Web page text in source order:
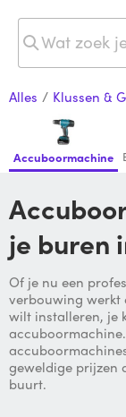
Alles / Klussen &
Accuboormachine
Accuboormachine huren van
je buren
Of je nu een
verbouwing werkt
wilt installeren, je
geweldige prijzen
buurt.